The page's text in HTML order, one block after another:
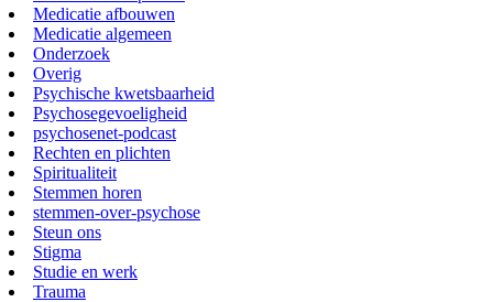
Medicatie afbouwen
Medicatie algemeen
Onderzoek
Overig
Psychische kwetsbaarheid
Psychosegevoeligheid
psychosenet-podcast
Rechten en plichten
Spiritualiteit
Stemmen horen
stemmen-over-psychose
Steun ons
Stigma
Studie en werk
Trauma